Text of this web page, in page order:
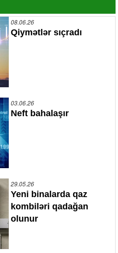
08.06.26
Qiymətlər sıçradı
03.06.26
Neft bahalaşır
29.05.26
Yeni binalarda qaz
kombiləri qadağan
olunur